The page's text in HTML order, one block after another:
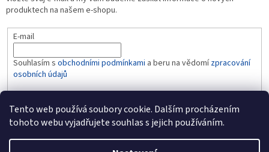
Tento web používá soubory cookie. Dalším procházením
tohoto webu vyjadřujete souhlas s jejich používáním.
produktech na našem e-shopu.
E-mail
Souhlasím s obchodními podmínkami a beru na vědomízpracování
osobních údajů
PŘIHLÁSIT SE